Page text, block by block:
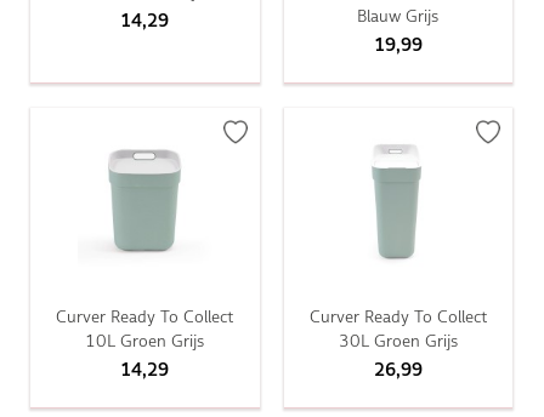
14,29
Blauw Grijs
19,99
Curver Ready To Collect
10L Groen Grijs
14,29
Curver Ready To Collect
30L Groen Grijs
26,99